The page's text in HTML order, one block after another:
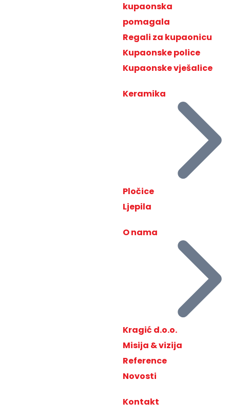
kupaonska
pomagala
Regali za kupaonicu
Kupaonske police
Kupaonske vješalice
Keramika
Pločice
Ljepila
O nama
Kragić d.o.o.
Misija & vizija
Reference
Novosti
Kontakt